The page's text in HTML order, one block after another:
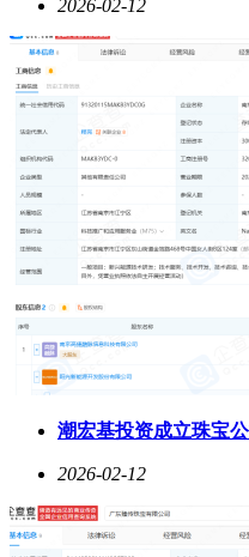
2026-02-12
潮宏基投资成立珠宝公
2026-02-12